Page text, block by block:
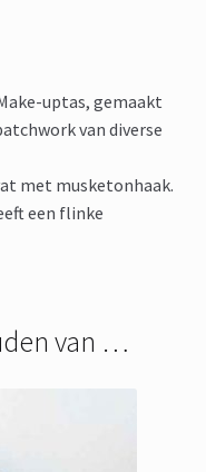
uptas, gemaakt
van diverse
met musketonhaak.
een flinke
van …